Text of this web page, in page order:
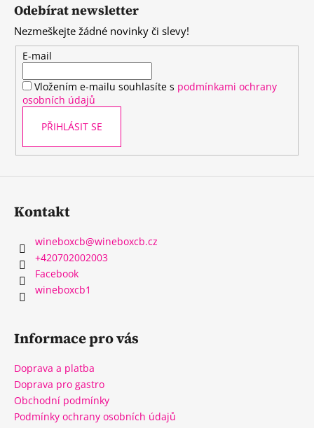
Odebírat newsletter
Nezmeškejte žádné novinky či slevy!
E-mail
Vložením e-mailu souhlasíte s podmínkami ochrany
osobních údajů
PŘIHLÁSIT SE
Kontakt
wineboxcb@wineboxcb.cz
+420702002003
Facebook
wineboxcb1
Informace pro vás
Doprava a platba
Doprava pro gastro
Obchodní podmínky
Podmínky ochrany osobních údajů